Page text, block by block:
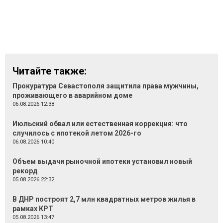
Читайте также:
Прокуратура Севастополя защитила права мужчины,
проживающего в аварийном доме
06.08.2026 12:38
Июльский обвал или естественная коррекция: что
случилось с ипотекой летом 2026-го
06.08.2026 10:40
Объем выдачи рыночной ипотеки установил новый
рекорд
05.08.2026 22:32
В ДНР построят 2,7 млн квадратных метров жилья в
рамках КРТ
05.08.2026 13:47